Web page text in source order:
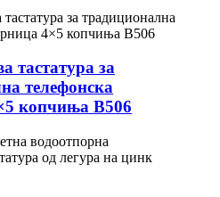
тастатура за
телефонска
копчиња B506